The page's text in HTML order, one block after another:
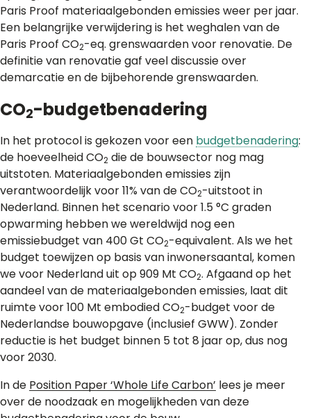
Paris Proof materiaalgebonden emissies weer per jaar.
Een belangrijke verwijdering is het weghalen van de
Paris Proof CO2-eq. grenswaarden voor renovatie. De
definitie van renovatie gaf veel discussie over
demarcatie en de bijbehorende grenswaarden.
CO2-budgetbenadering
In het protocol is gekozen voor een budgetbenadering:
de hoeveelheid CO2 die de bouwsector nog mag
uitstoten. Materiaalgebonden emissies zijn
verantwoordelijk voor 11% van de CO2-uitstoot in
Nederland. Binnen het scenario voor 1.5 °C graden
opwarming hebben we wereldwijd nog een
emissiebudget van 400 Gt CO2-equivalent. Als we het
budget toewijzen op basis van inwonersaantal, komen
we voor Nederland uit op 909 Mt CO2. Afgaand op het
aandeel van de materiaalgebonden emissies, laat dit
ruimte voor 100 Mt embodied CO2-budget voor de
Nederlandse bouwopgave (inclusief GWW). Zonder
reductie is het budget binnen 5 tot 8 jaar op, dus nog
voor 2030.
In de Position Paper ‘Whole Life Carbon’ lees je meer
over de noodzaak en mogelijkheden van deze